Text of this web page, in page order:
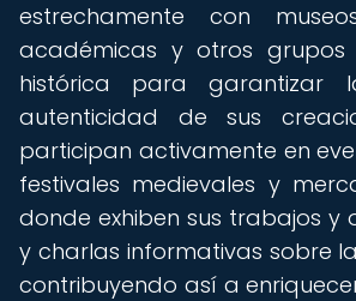
estrechamente con
académicas y otros grupos
histórica para garantizar
autenticidad de sus
participan activamente en
festivales medievales y
donde exhiben sus trabajos y
y charlas informativas sobre
contribuyendo así a